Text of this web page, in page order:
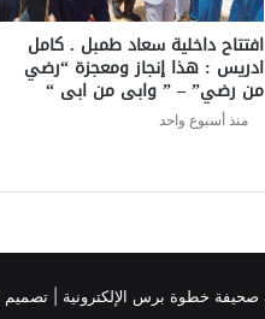
افتتاح داخلية سعاد طمبل . كامل
ادريس : هذا إنجاز ومعجزة “رضي
من رضي” – ” وابى من ابى “
منذ أسبوع واحد